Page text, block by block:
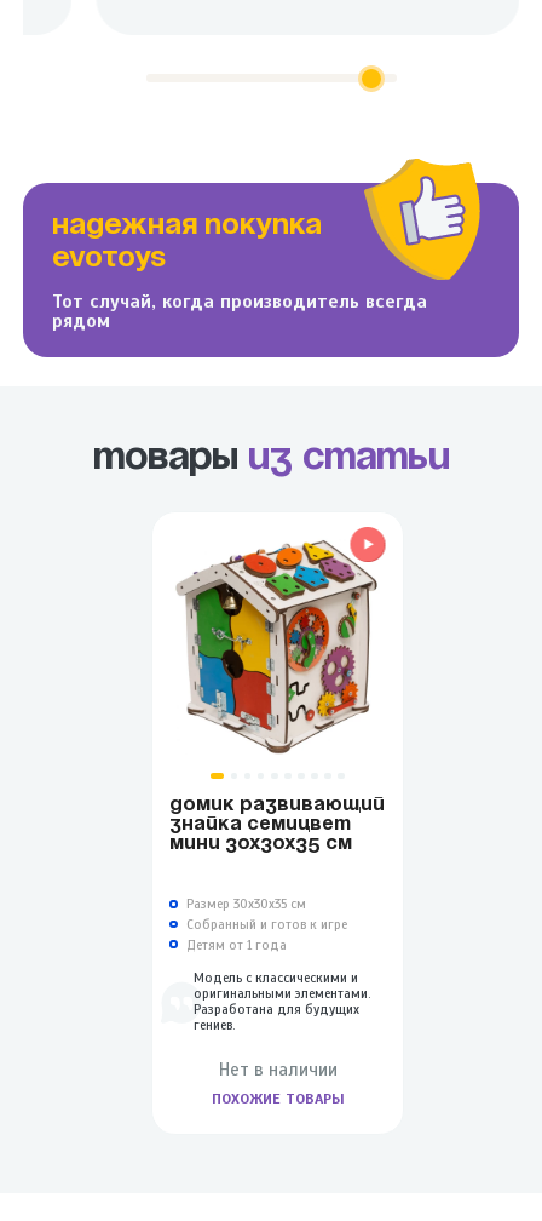
НАДЕЖНАЯ ПОКУПКА
EVOTOYS
Тот случай, когда производитель всегда
рядом
Товары из статьи
ДОМИК РАЗВИВАЮЩИЙ
ЗНАЙКА СЕМИЦВЕТ
МИНИ 30Х30Х35 СМ
Размер 30х30х35 см
Собранный и готов к игре
Детям от 1 года
Модель с классическими и
оригинальными элементами.
Разработана для будущих
гениев.
Нет в наличии
ПОХОЖИЕ ТОВАРЫ